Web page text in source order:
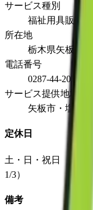
サービス種別
福祉用具販売
所在地
栃木県矢板市末
電話番号
0287-44-2053
サービス提供地域
矢板市・塩谷
定休日
土・日・祝日 及び
1/3）
備考